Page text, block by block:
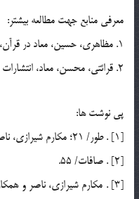
معرفي منابع جهت مطالعه بيشتر:
1. مظاهري، حسين، معاد در قرآن، انتشارات شفق قم، چ بهار 1371.
2. قرائتي، محسن، معاد، انتشارات اسلامي، ارديبهشت ماه 1363.
پي نوشت ها:
[1] . طور/ 21؛ مکارم شيرازي، ناصر، تفسير نمونه، ج22، ص430.
[2] . صافات/ 55.